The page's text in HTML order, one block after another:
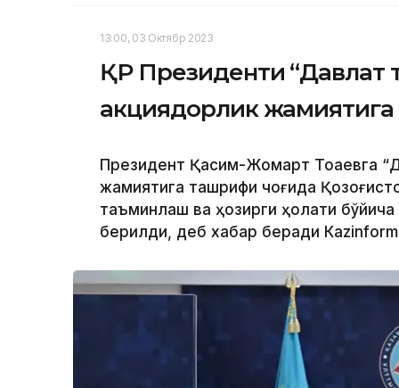
13:00, 03 Октябр 2023
ҚР Президенти “Давлат
акциядорлик
Президент Қасим-Жомарт Тоқаевга
жамиятига ташрифи чоғида
таъминлаш ва ҳозирги ҳолати
берилди, деб хабар беради